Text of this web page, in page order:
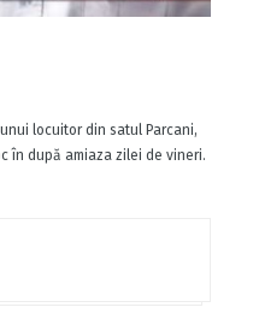
locuitor din satul Parcani,
în după amiaza zilei de vineri.